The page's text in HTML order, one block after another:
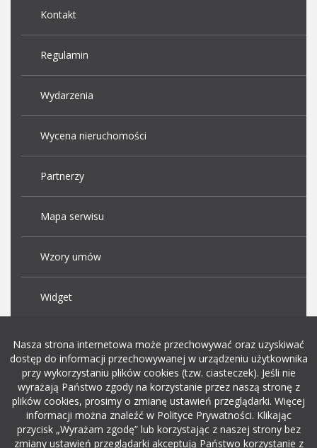
Kontakt
Regulamin
Wydarzenia
Wycena nieruchomości
Partnerzy
Mapa serwisu
Wzory umów
Widget
Dodaj ogłoszenie o pracę
rekrutacja w it
Nasza strona internetowa może przechowywać oraz uzyskiwać
dostęp do informacji przechowywanej w urządzeniu użytkownika
przy wykorzystaniu plików cookies (tzw. ciasteczek). Jeśli nie
wyrażają Państwo zgody na korzystanie przez naszą stronę z
plików cookies, prosimy o zmianę ustawień przeglądarki. Więcej
informacji można znaleźć w Polityce Prywatności. Klikając
przycisk „Wyrażam zgodę” lub korzystając z naszej strony bez
zmiany ustawień przeglądarki akceptują Państwo korzystanie z